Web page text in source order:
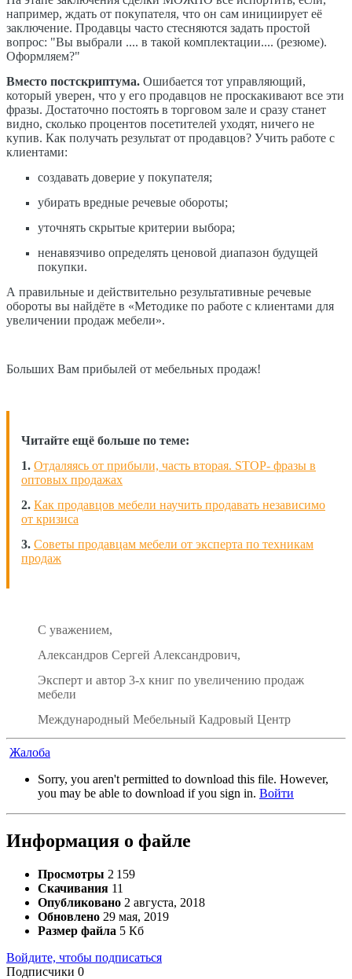
например, ждать от покупателя, что он сам инициирует её
заключение. Продавцы часто стесняются задать простой
вопрос: "Вы выбрали .... в такой комплектации.... (резюме).
Оформляем?"
Вместо постскриптума. Ошибается тот управляющий,
который уверен, что у его продавцов не проскакивают все эти
фразы. Достаточно постоять в торговом зале и сразу станет
видно, сколько процентов посетителей уходят, ничего не
купив. Как получать результат от продавцов? Учить работе с
клиентами:
создавать доверие у покупателя;
убирать вредные речевые обороты;
уточнять скрытые критерии выбора;
ненавязчиво определять ценовой диапазон будущей
покупки.
А правильные и действительно результативные речевые
обороты вы найдёте в «Методике по работе с клиентами для
увеличении продаж мебели».
Больших Вам прибылей от мебельных продаж!
Читайте ещё больше по теме:
1. Отдаляясь от прибыли, часть вторая. STOP- фразы в
оптовых продажах
2. Как продавцов мебели научить продавать независимо
от кризиса
3. Советы продавцам мебели от эксперта по техникам
продаж
С уважением,
Александров Сергей Александрович,
Эксперт и автор 3-х книг по увеличению продаж
мебели
Международный Мебельный Кадровый Центр
Жалоба
Sorry, you aren't permitted to download this file. However,
you may be able to download if you sign in. Войти
Информация о файле
Просмотры 2 159
Скачивания 11
Опубликовано 2 августа, 2018
Обновлено 29 мая, 2019
Размер файла 5 Кб
Войдите, чтобы подписаться
Подписчики 0